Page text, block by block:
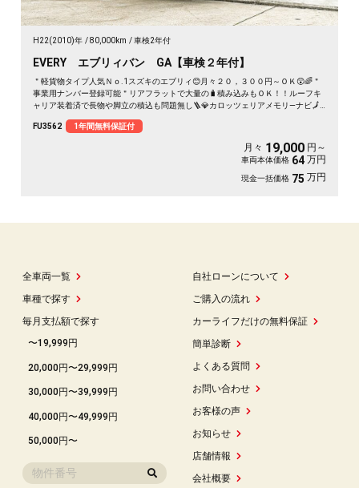
H22(2010)年 80,000km 車検2年付
EVERY エブリィバン GA【車検２年付】
＂軽貨物タイプ人気Ｎｏ.1スズキのエブリィ😊月々２０，３００円～ＯＫ😲🌈＂
事業用ナンバー登録可能＂リアフラットで大量の🧳積み込みもＯＫ！！ルーフキ
ャリア装着済で長物や脚立の積込も問題無し🪜💎カロッツェリアメモリ―ナビ🗾
月々１万円台～ＯＫ
FU3562 1年間無料保証付
月々 19,000 円～
車両本体価格 64 万円
現金一括価格 75 万円
全車両一覧
車種で探す
毎月支払額で探す
〜19,999円
20,000円〜29,999円
30,000円〜39,999円
40,000円〜49,999円
50,000円〜
自社ローンについて
ご購入の流れ
カーライフだけの無料保証
簡単診断
よくある質問
お問い合わせ
お客様の声
お知らせ
店舗情報
会社概要